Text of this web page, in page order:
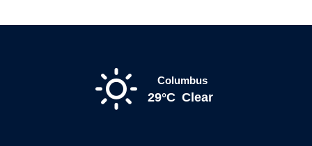
Columbus
29°C Clear